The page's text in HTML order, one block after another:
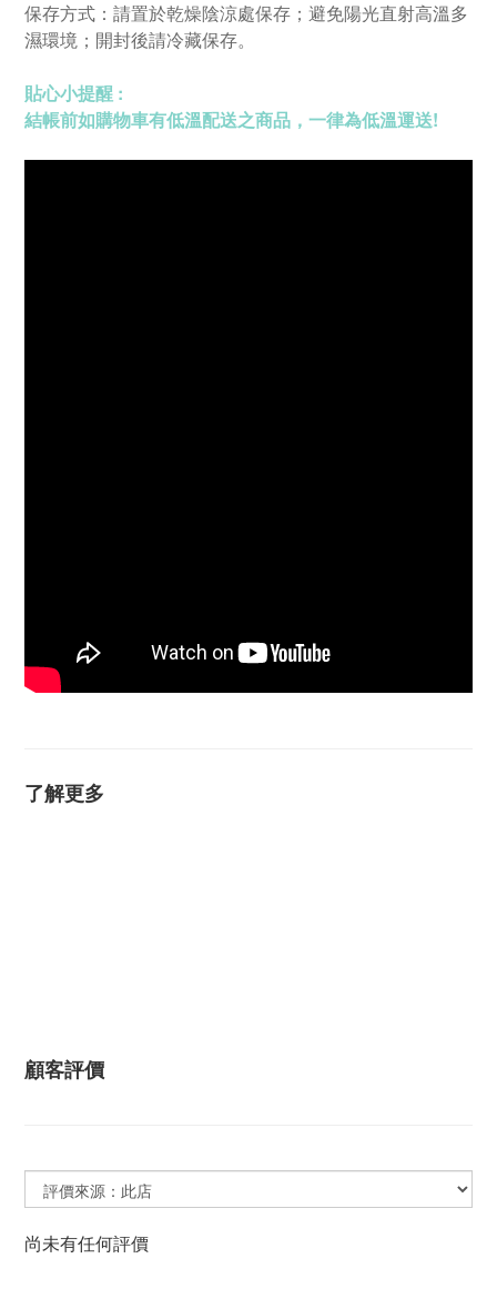
保存方式：請置於乾燥陰涼處保存；避免陽光直射高溫多
濕環境；開封後請冷藏保存。
貼心小提醒 :
結帳前如購物車有低溫配送之商品，一律為低溫運送!
了解更多
顧客評價
尚未有任何評價